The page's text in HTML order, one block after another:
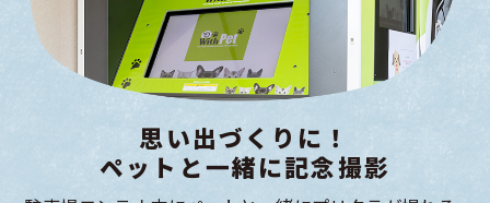
思い出づくりに！
ペットと一緒に記念撮影